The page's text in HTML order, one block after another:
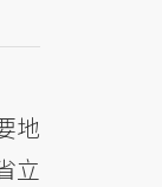
地
立